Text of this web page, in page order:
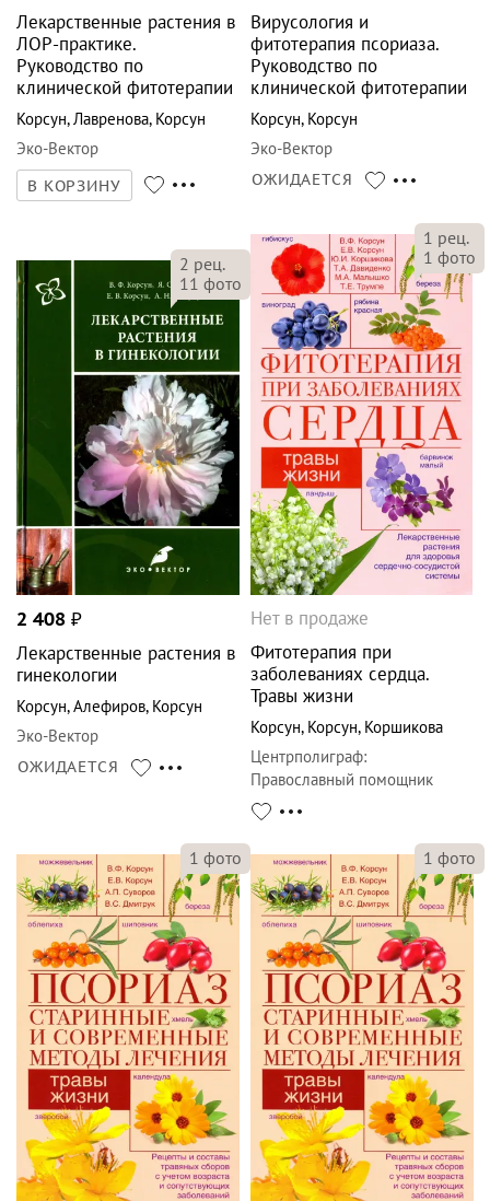
Лекарственные растения в
ЛОР-практике.
Руководство по
клинической фитотерапии
Корсун,Лавренова, Корсун
Эко-Вектор
В КОРЗИНУ
Вирусология и
фитотерапия псориаза.
Руководство по
клинической фитотерапии
Корсун, Корсун
Эко-Вектор
ОЖИДАЕТСЯ
2 рец.
11 фото
2 408 ₽
Лекарственные растения в
гинекологии
Корсун,Алефиров, Корсун
Эко-Вектор
ОЖИДАЕТСЯ
1 рец.
1 фото
Нет в продаже
Фитотерапия при
заболеваниях сердца.
Травы жизни
Корсун, Корсун, Коршикова
Центрполиграф:
Православный помощник
1 фото 1 фото